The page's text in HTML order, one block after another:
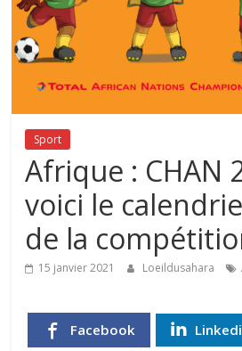
Sport
Afrique : CHAN
voici le
de la
15 janvier 2021 Loeildusahara
Facebook